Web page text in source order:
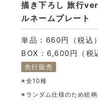
描き下ろし 旅行
ルネームプレート
単品：660円（税込）
BOX：6,600円（税
先行販売
※全10種
※ランダム仕様のため絵柄